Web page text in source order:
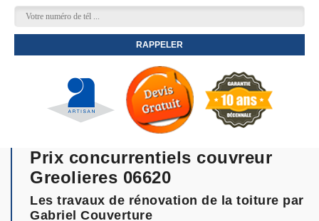
Prix concurrentiels couvreur
Greolieres 06620
Les travaux de rénovation de la toiture par
Gabriel Couverture